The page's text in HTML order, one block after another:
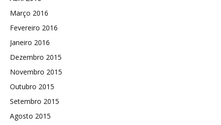
Março 2016
Fevereiro 2016
Janeiro 2016
Dezembro 2015
Novembro 2015
Outubro 2015
Setembro 2015
Agosto 2015